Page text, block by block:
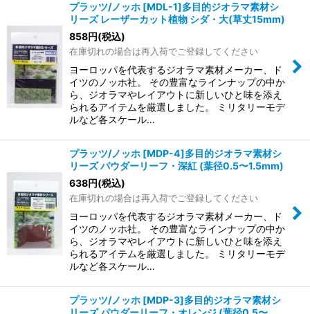
プラッツ/ノッホ [MDL-1]多目的ジオラマ素材シ
リーズ レーザーカット植物 シダ・大(草丈15mm)
858円(税込)
在庫切れの場合は再入荷でご登録してください
ヨーロッパを代表するジオラマ素材メーカー、ド
イツのノッホ社。 その豊富なラインナップの中か
ら、ジオラマやレイアウトに新しいひと味を添え
られるアイテムを厳選しました。 ミリタリーモデ
ルなど各スケール…
プラッツ/ノッホ [MDP-4]多目的ジオラマ素材シ
リーズ パウダーリーフ・深紅 (葉径0.5〜1.5mm)
638円(税込)
在庫切れの場合は再入荷でご登録してください
ヨーロッパを代表するジオラマ素材メーカー、ド
イツのノッホ社。 その豊富なラインナップの中か
ら、ジオラマやレイアウトに新しいひと味を添え
られるアイテムを厳選しました。 ミリタリーモデ
ルなど各スケール…
プラッツ/ノッホ [MDP-3]多目的ジオラマ素材シ